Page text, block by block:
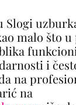
Slogi
malo što u
i
na
na